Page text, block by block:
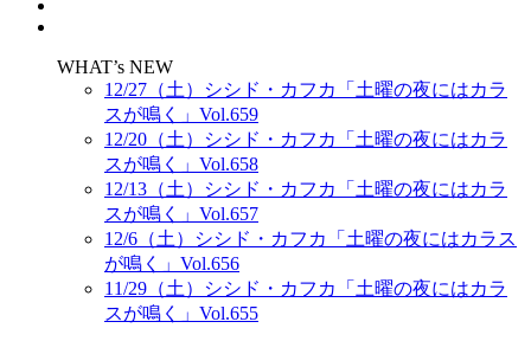
WHAT’s NEW
12/27（土）シシド・カフカ「土曜の夜にはカラ
スが鳴く」Vol.659
12/20（土）シシド・カフカ「土曜の夜にはカラ
スが鳴く」Vol.658
12/13（土）シシド・カフカ「土曜の夜にはカラ
スが鳴く」Vol.657
12/6（土）シシド・カフカ「土曜の夜にはカラス
が鳴く」Vol.656
11/29（土）シシド・カフカ「土曜の夜にはカラ
スが鳴く」Vol.655